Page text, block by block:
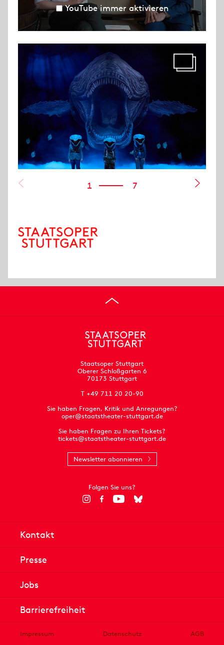
YouTube immer aktivieren
1 7
Staatsoper Stuttgart
Oberer Schloßgarten 6
70173 Stuttgart
T +49 711 20 20-90
Sie haben Fragen, Kritik und Anregungen?
oper@staatstheater-stuttgart.de
Sie haben Fragen zu Ihren Tickets?
tickets@staatstheater-stuttgart.de
Newsletter abonnieren
Folgen Sie uns?
Kontakt
Presse
Jobs
Barrierefreiheit
Impressum Datenschutz AGB